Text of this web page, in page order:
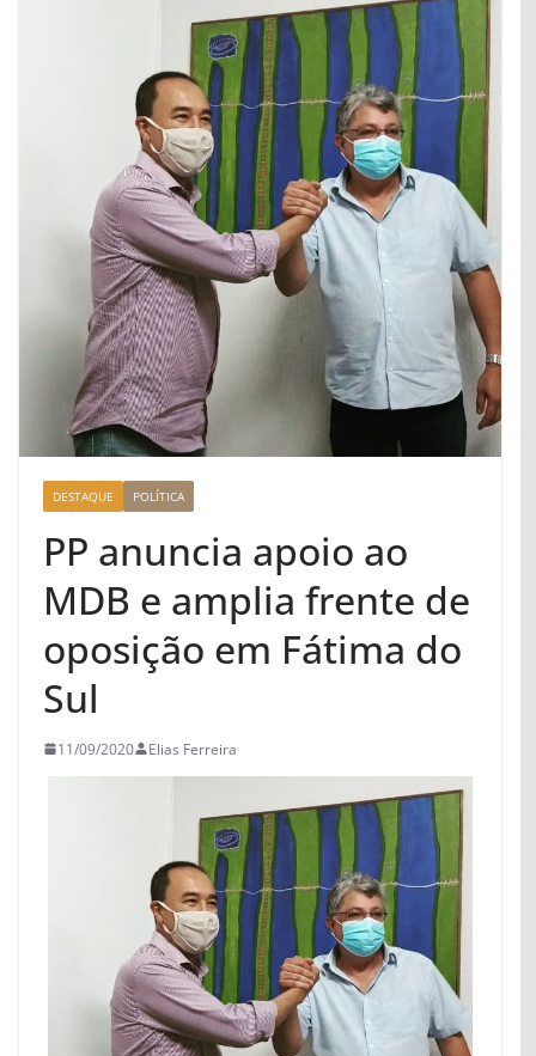
DESTAQUE POLÍTICA
PP anuncia apoio ao
MDB e amplia frente de
oposição em Fátima do
Sul
11/09/2020 Elias Ferreira